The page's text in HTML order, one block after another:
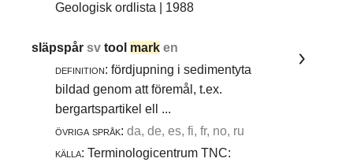
Geologisk ordlista | 1988
släpspårsvtool mark en
definition: fördjupning i sedimentyta
bildad genom att föremål, t.ex.
bergartspartikel ell ...
övriga språk: da, de, es, fi, fr, no, ru
källa: Terminologicentrum TNC: